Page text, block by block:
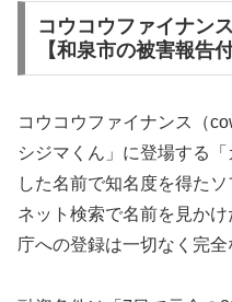
コウコウファイナン
【和泉市の被害報告付
コウコウファイナンス（
シジマくん」に登場する
した名前で知名度を得た
ネット検索で名前を見か
庁への登録は一切なく完全